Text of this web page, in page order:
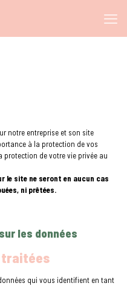
notre entreprise et son site
à la protection de vos
de votre vie privée au
le site ne seront en aucun cas
ni prêtées.
les données
traitées
qui vous identifient en tant